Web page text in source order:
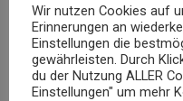
Wie kann
Banking-
Wir nutzen Cookies auf
Erinnerungen an
Einstellungen die
gewährleisten. Durch
du der Nutzung ALLER
Einstellungen" um mehr